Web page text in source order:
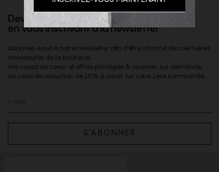
Devenez client privilège
en vous inscrivant à la newsletter
Abonnez-vous à notre newsletter afin d'être informé des dernières
nouveautés de la boutique,
nos coups de coeur et offres privilèges & recevoir, sur demande,
un code de reduction de 10% à valoir sur votre 1ere commande.
S’ABONNER